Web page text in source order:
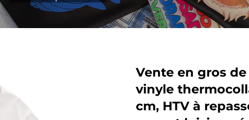
Vente en gros
vinyle
cm, HTV à